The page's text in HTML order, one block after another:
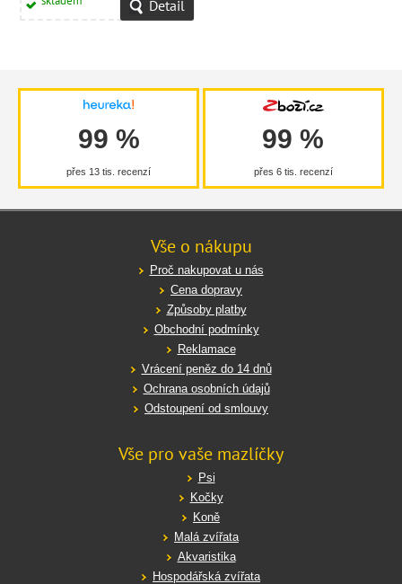
Detail
99 %
přes 13 tis. recenzí
99 %
přes 6 tis. recenzí
Vše o nákupu
Proč nakupovat u nás
Cena dopravy
Způsoby platby
Obchodní podmínky
Reklamace
Vrácení peněz do 14 dnů
Ochrana osobních údajů
Odstoupení od smlouvy
Vše pro vaše mazlíčky
Psi
Kočky
Koně
Malá zvířata
Akvaristika
Hospodářská zvířata